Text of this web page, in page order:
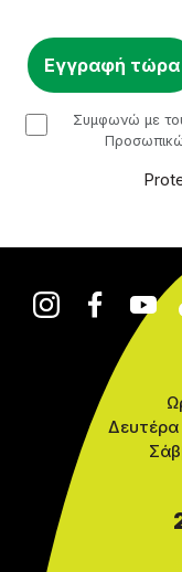
Συμφωνώ με
Δευτέρα